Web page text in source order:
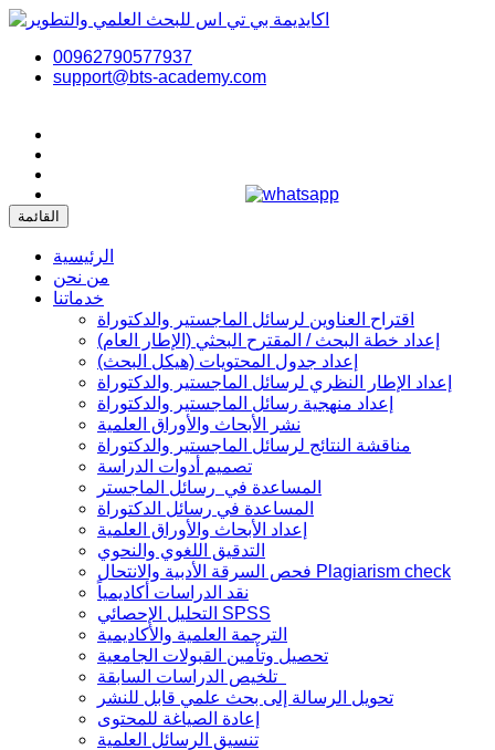
00962790577937
support@bts-academy.com
القائمة
الرئيسية
من نحن
خدماتنا
اقتراح العناوين لرسائل الماجستير والدكتوراة
إعداد خطة البحث / المقترح البحثي (الإطار العام)
إعداد جدول المحتويات (هيكل البحث)
إعداد الإطار النظري لرسائل الماجستير والدكتوراة
إعداد منهجية رسائل الماجستير والدكتوراة
نشر الأبحاث والأوراق العلمية
مناقشة النتائج لرسائل الماجستير والدكتوراة
تصميم أدوات الدراسة
المساعدة في رسائل الماجستر
المساعدة في رسائل الدكتوراة
إعداد الأبحاث والأوراق العلمية
التدقيق اللغوي والنحوي
فحص السرقة الأدبية والانتحال Plagiarism check
نقد الدراسات أكاديمياً
التحليل الإحصائي SPSS
الترجمة العلمية والأكاديمية
تحصيل وتأمين القبولات الجامعية
تحويل الرسالة إلى بحث علمي قابل للنشر
إعادة الصياغة للمحتوى
تنسيق الرسائل العلمية